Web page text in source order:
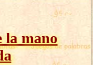
la mano